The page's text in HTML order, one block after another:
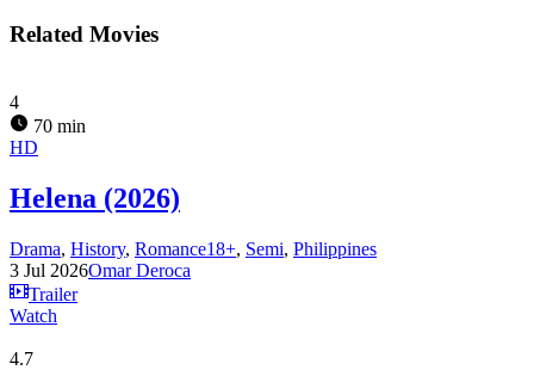
Related Movies
4
70 min
HD
Helena (2026)
Drama, History, Romance18+, Semi, Philippines
3 Jul 2026Omar Deroca
Trailer
Watch
4.7